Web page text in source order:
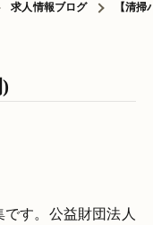
求人情報ブログ 【清
す。公益財団法人